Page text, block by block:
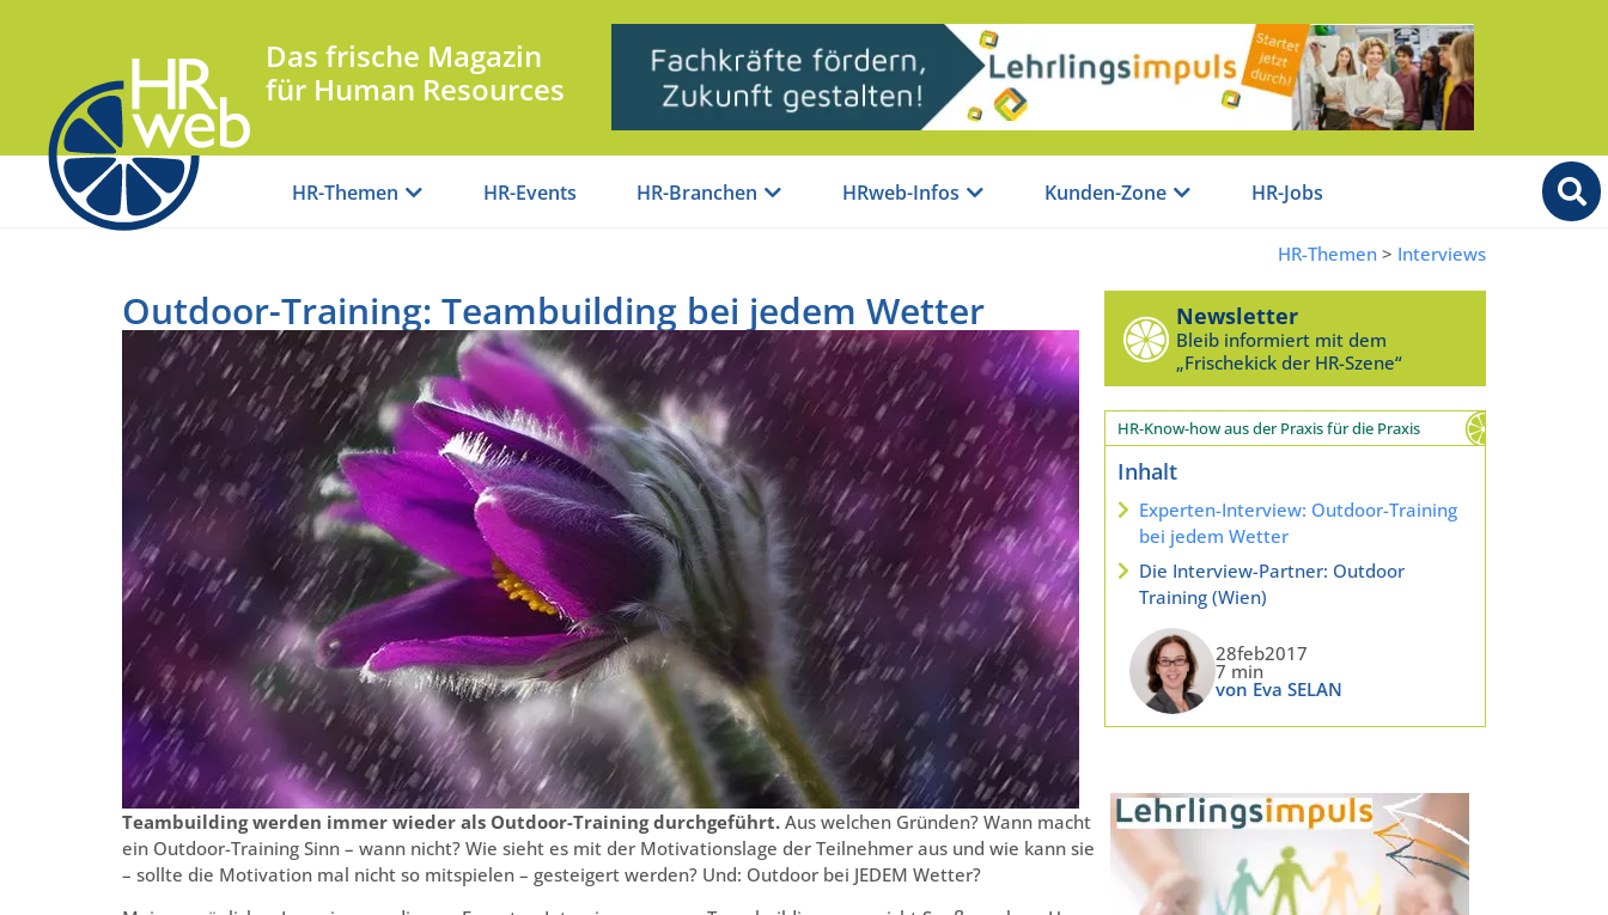
Das frische Magazin
für Human Resources
HR-Themen HR-Events HR-Branchen HRweb-Infos Kunden-Zone HR-Jobs
HR-Themen > Interviews
Outdoor-Training: Teambuilding bei jedem Wetter
Teambuilding werden immer wieder als Outdoor-Training durchgeführt. Aus welchen Gründen? Wann macht
ein Outdoor-Training Sinn – wann nicht? Wie sieht es mit der Motivationslage der Teilnehmer aus und wie kann sie
– sollte die Motivation mal nicht so mitspielen – gesteigert werden? Und: Outdoor bei JEDEM Wetter?
Newsletter
Bleib informiert mit dem
„Frischekick der HR-Szene“
HR-Know-how aus der Praxis für die Praxis
Inhalt
Experten-Interview: Outdoor-Training
bei jedem Wetter
Die Interview-Partner: Outdoor
Training (Wien)
28feb2017
7 min
von Eva SELAN